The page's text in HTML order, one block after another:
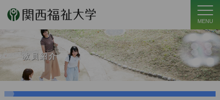
MENU
教員紹介